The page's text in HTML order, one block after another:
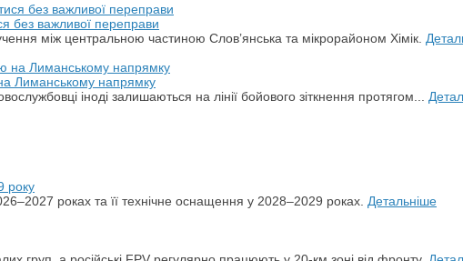
без важливої переправи
між центральною частиною Слов’янська та мікрорайоном Хімік.
Лиманському напрямку
іноді залишаються на лінії бойового зіткнення протягом...
року
роках та її технічне оснащення у 2028–2029 роках. Детальніше